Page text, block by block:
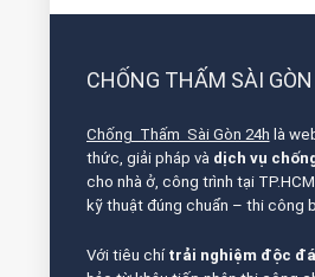
CHỐNG THẤM SÀI
Chống Thấm Sài Gòn 24h là
thức, giải pháp và dịch vụ
cho nhà ở, công trình tại
kỹ thuật đúng chuẩn – thi công
Với tiêu chí trải nghiệm độc